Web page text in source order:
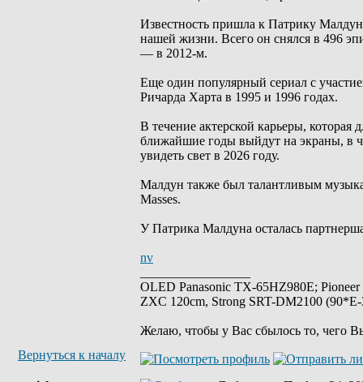
Известность пришла к Патрику
нашей жизни. Всего он снялся в 496
— в 2012-м.
Еще один популярный сериал с
Ричарда Харта в 1995 и 1996 годах.
В течение актерской карьеры, которая
ближайшие годы выйдут на экраны, в
увидеть свет в 2026 году.
Малдун также был талантливым
Masses.
У Патрика Малдуна осталась
nv
OLED Panasonic TX-65HZ980E;
ZXC 120cm, Strong SRT-DM2100
Желаю, чтобы у Вас сбылось то, чего
Вернуться к началу